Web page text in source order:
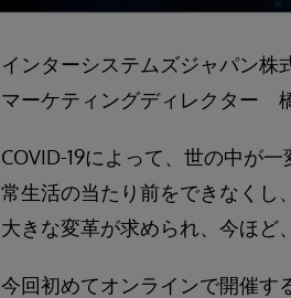
インターシステムズジャパン株
マーケティングディレクター
COVID-19によって、世の中が
常生活の当たり前をできなくし
大きな変革が求められ、今ほど
今回初めてオンラインで開催す